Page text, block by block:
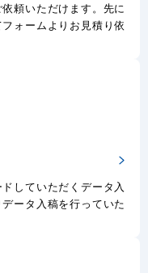
頼いただけます。先に
ォームよりお見積り依
していただくデータ入
ータ入稿を行っていた